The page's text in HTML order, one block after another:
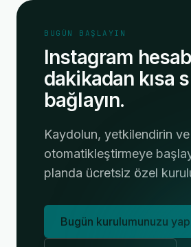
BUGÜN BAŞLAYIN
Instagram
dakikadan kısa
bağlayın.
Kaydolun, yetkilendirin ve
otomatikleştirmeye
planda ücretsiz özel
Bugün kurulumunuzu